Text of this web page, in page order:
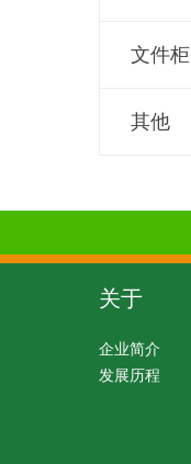
文件柜
其他
关于
企业简介
发展历程